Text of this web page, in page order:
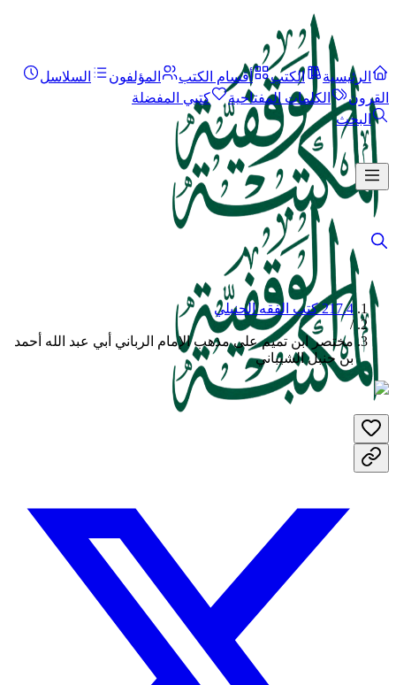
الرئيسية الكتب أقسام الكتب المؤلفون
السلاسل
القرون
الكلمات المفتاحية
كتبي المفضلة
البحث
217.4 كتب الفقه الحنبلي
/
مختصر ابن تميم على مذهب الإمام الرباني أبي عبد الله أحمد
بن حنبل الشيباني